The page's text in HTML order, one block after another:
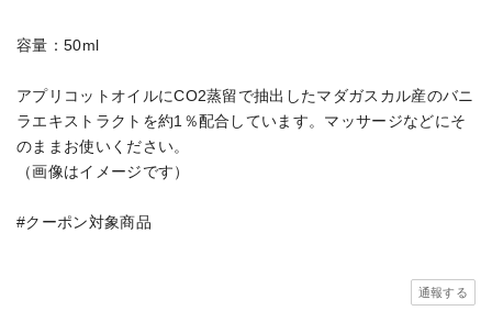
容量：50ml
アプリコットオイルにCO2蒸留で抽出したマダガスカル産のバニ
ラエキストラクトを約1％配合しています。マッサージなどにそ
のままお使いください。
（画像はイメージです）
#クーポン対象商品
通報する